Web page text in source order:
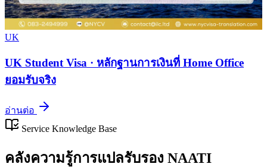
UK
UK Student Visa · หลักฐานการเงินที่ Home Office
ยอมรับจริง
อ่านต่อ
Service Knowledge Base
คลังความรู้การแปลรับรอง NAATI